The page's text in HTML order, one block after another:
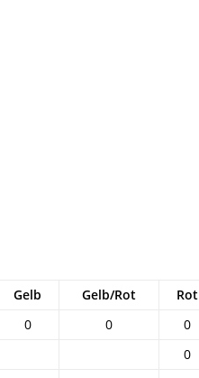
Gelb Gelb/Rot
Rot
0 0
0
0